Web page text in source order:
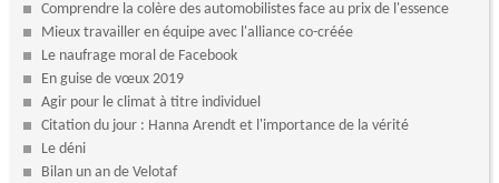
Comprendre la colère des automobilistes face au prix de l'essence
Mieux travailler en équipe avec l'alliance co-créée
Le naufrage moral de Facebook
En guise de vœux 2019
Agir pour le climat à titre individuel
Citation du jour : Hanna Arendt et l'importance de la vérité
Le déni
Bilan un an de Velotaf